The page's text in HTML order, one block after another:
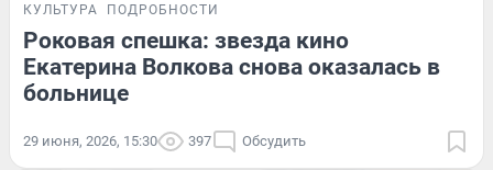
КУЛЬТУРА ПОДРОБНОСТИ
Роковая спешка: звезда кино
Екатерина Волкова снова оказалась в
больнице
29 июня, 2026, 15:30 397 Обсудить